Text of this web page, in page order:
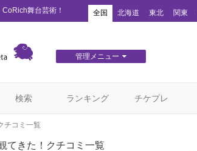
舞台芸術！ 全国 北海道 東北 関東
管理メニュー
検索 ランキング チケプレ
チコミ一覧
てきた！クチコミ一覧